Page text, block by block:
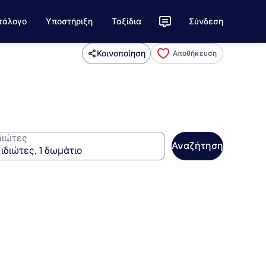
Υποστήριξη Ταξίδια Σύνδεση
Κοινοποίηση Αποθήκευση
Αναζήτηση